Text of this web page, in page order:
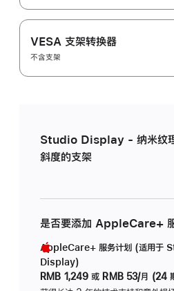
VESA 支架转换器
不含支架
Studio Display - 纳米纹
斜度的支架
是否要添加 AppleCare+ 服
AppleCare+ 服务计划 (适用于
Display)
RMB 1,249 或 RMB 53/月 (24